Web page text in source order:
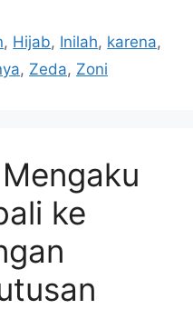
, Hijab, Inilah, karena,
, Zeda, Zoni
ke